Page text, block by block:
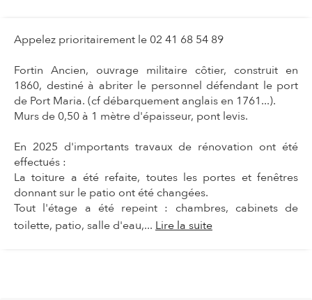
Appelez prioritairement le 02 41 68 54 89
Fortin Ancien, ouvrage militaire côtier, construit en
1860, destiné à abriter le personnel défendant le port
de Port Maria. (cf débarquement anglais en 1761...).
Murs de 0,50 à 1 mètre d'épaisseur, pont levis.
En 2025 d'importants travaux de rénovation ont été
effectués :
La toiture a été refaite, toutes les portes et fenêtres
donnant sur le patio ont été changées.
Tout l'étage a été repeint : chambres, cabinets de
toilette, patio, salle d'eau,... Lire la suite